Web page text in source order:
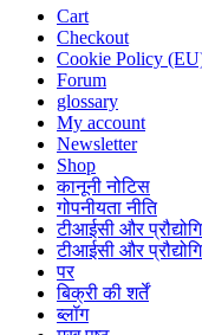
Cart
Checkout
Cookie Policy
Forum
glossary
My account
Newsletter
Shop
कानूनी नोटिस
गोपनीयता नीति
टीआईसी और
टीआईसी और
पर
बिक्री की शर्तें
ब्लॉग